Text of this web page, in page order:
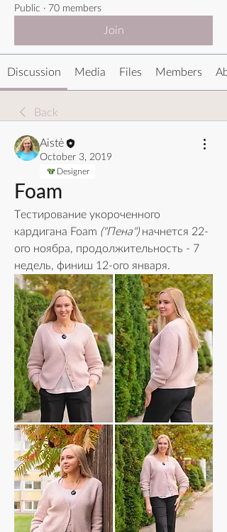
Public · 70 members
Join
Discussion Media Files Members
Back
Aistė
October 3, 2019
Designer
Foam
Tестирование укороченного
кардигана Foam ("Пена") начнется 22-
ого ноябра, продолжительность - 7
недель, финиш 12-ого января.